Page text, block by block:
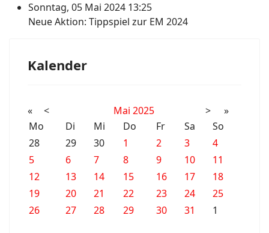
Sonntag, 05 Mai 2024 13:25
Neue Aktion: Tippspiel zur EM 2024
Kalender
« < Mai 2025 >
»
Mo
Di Mi Do Fr Sa
So
28
29 30 1 2 3
4
5
6 7 8 9 10
11
12
13 14 15 16 17
18
19
20 21 22 23 24
25
26
27 28 29 30 31 1